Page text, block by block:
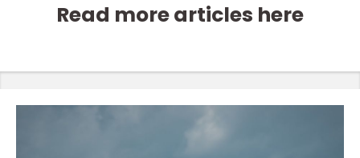
Read more articles here